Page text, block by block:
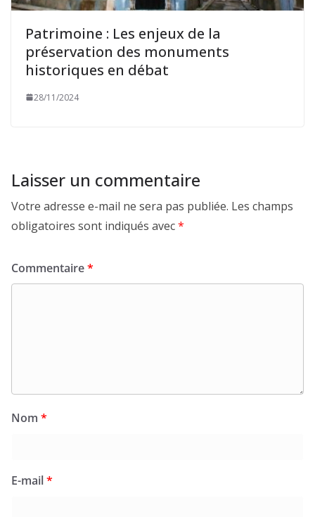
Patrimoine : Les enjeux de la
préservation des monuments
historiques en débat
28/11/2024
Laisser un commentaire
Votre adresse e-mail ne sera pas publiée. Les champs
obligatoires sont indiqués avec*
Commentaire*
Nom *
E-mail*